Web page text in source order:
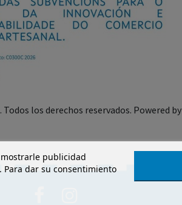
publicidad
dar su consentimiento
los derechos reservados. Powered by